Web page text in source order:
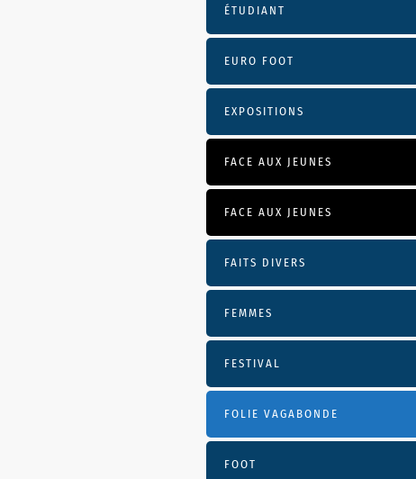
ÉTUDIANT
EURO FOOT
EXPOSITIONS
FACE AUX JEUNES
FACE AUX JEUNES
FAITS DIVERS
FEMMES
FESTIVAL
FOLIE VAGABONDE
FOOT